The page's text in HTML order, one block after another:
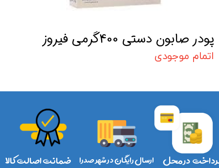
پودر صابون دستی 400گرمی فیروز
اتمام موجودی
ارسال رایگان در شهر صدرا در محل ضمانت اصالت کالا